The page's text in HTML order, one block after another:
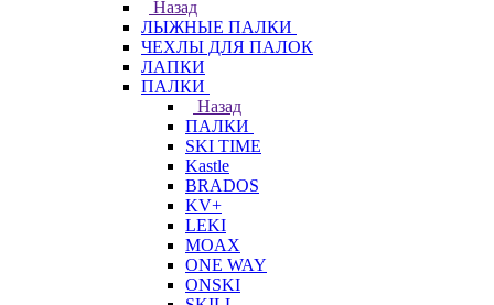
Назад
ЛЫЖНЫЕ ПАЛКИ
ЧЕХЛЫ ДЛЯ ПАЛОК
ЛАПКИ
ПАЛКИ
Назад
ПАЛКИ
SKI TIME
Kastle
BRADOS
KV+
LEKI
MOAX
ONE WAY
ONSKI